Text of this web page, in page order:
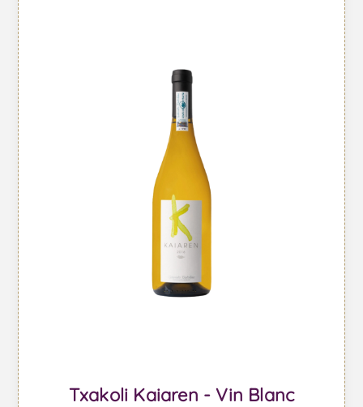
Txakoli Kaiaren - Vin Blanc